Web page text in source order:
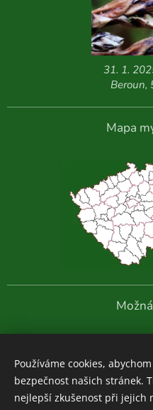
31. 1.
Beroun,
Mapa
Další
Používáme cookies,
bezpečnost našich stránek.
nejlepší zkušenost při jejich